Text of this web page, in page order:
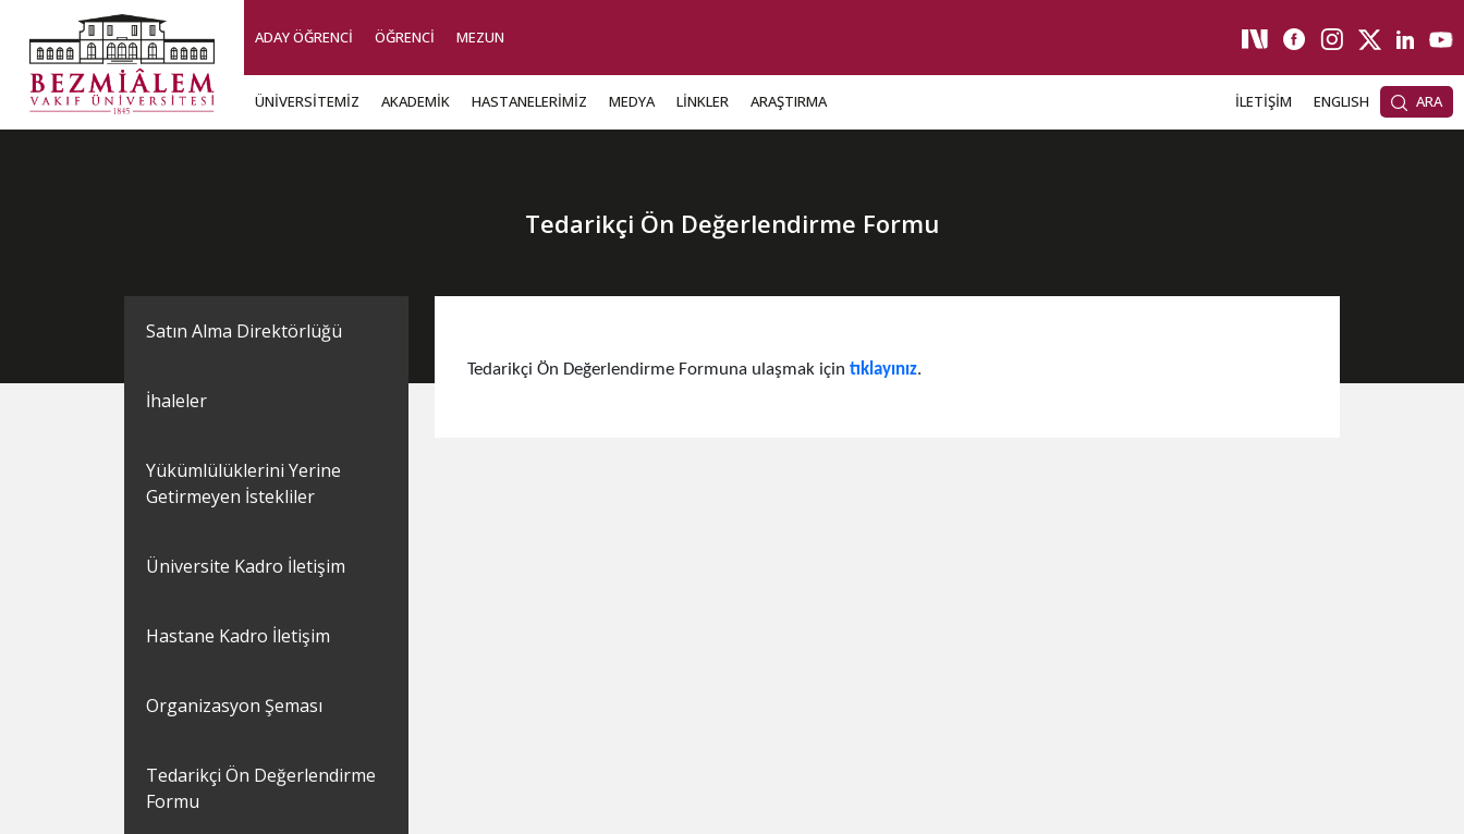
ADAY ÖĞRENCİ ÖĞRENCİ MEZUN
ÜNİVERSİTEMİZ AKADEMİK HASTANELERİMİZ MEDYA LİNKLER ARAŞTIRMA İLETİŞİM ENGLISH ARA
Tedarikçi Ön Değerlendirme Formu
Satın Alma Direktörlüğü
İhaleler
Yükümlülüklerini Yerine
Getirmeyen İstekliler
Üniversite Kadro İletişim
Hastane Kadro İletişim
Organizasyon Şeması
Tedarikçi Ön Değerlendirme
Formu
Tedarikçi Ön Değerlendirme Formu​na ulaşmak için tıklayınız.